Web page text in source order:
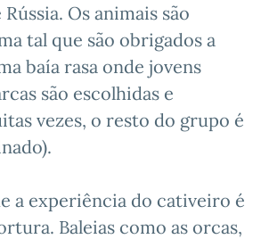
Os animais são
tal que são obrigados a
baía rasa onde jovens
são escolhidas e
vezes, o resto do grupo é
a experiência do cativeiro é
Baleias como as orcas,